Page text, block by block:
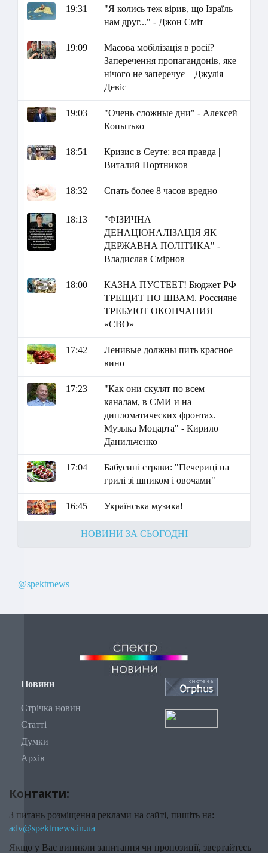
19:31
"Я колись теж вірив, що Ізраїль
нам друг..." - Джон Сміт
19:09
Масова мобілізація в росії?
Заперечення пропагандонів, яке
нічого не заперечує – Джулія
Девіс
19:03
"Очень сложные дни" - Алексей
Копытько
18:51
Кризис в Сеуте: вся правда |
Виталий Портников
18:32 Спать более 8 часов вредно
18:13
"ФІЗИЧНА
ДЕНАЦІОНАЛІЗАЦІЯ ЯК
ДЕРЖАВНА ПОЛІТИКА" -
Владислав Смірнов
18:00
КАЗНА ПУСТЕЕТ! Бюджет РФ
ТРЕЩИТ ПО ШВАМ. Россияне
ТРЕБУЮТ ОКОНЧАНИЯ
«СВО»
17:42
Ленивые должны пить красное
вино
17:23
"Как они скулят по всем
каналам, в СМИ и на
дипломатических фронтах.
Музыка Моцарта" - Кирило
Данильченко
17:04
Бабусині страви: "Печериці на
грилі зі шпиком і овочами"
16:45 Українська музика!
НОВИНИ ЗА СЬОГОДНІ
@spektrnews
Новини
Стрічка новин
Статті
Думки
Архів
Контакти:
З питань розміщення реклами на сайті, пишіть на:
adv@spektrnews.in.ua
Якщо у Вас виникли запитання чи пропозиції, звертайтесь